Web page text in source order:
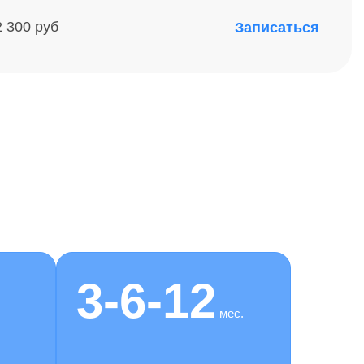
300 руб Записаться
3-6-12 мес.